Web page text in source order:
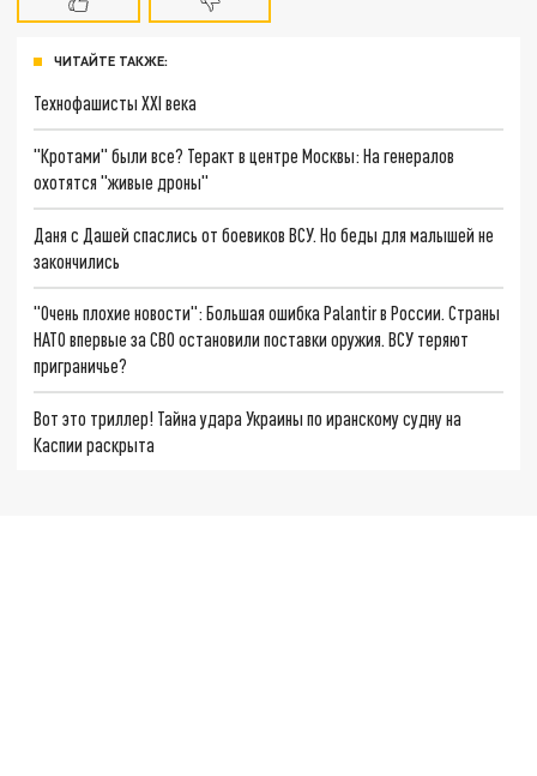
ЧИТАЙТЕ ТАКЖЕ:
Технофашисты XXI века
"Кротами" были все? Теракт в центре Москвы: На генералов
охотятся "живые дроны"
Даня с Дашей спаслись от боевиков ВСУ. Но беды для малышей не
закончились
"Очень плохие новости": Большая ошибка Palantir в России. Страны
НАТО впервые за СВО остановили поставки оружия. ВСУ теряют
приграничье?
Вот это триллер! Тайна удара Украины по иранскому судну на
Каспии раскрыта